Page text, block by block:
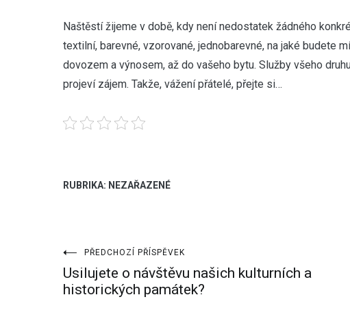
Naštěstí žijeme v době, kdy není nedostatek žádného
textilní, barevné, vzorované, jednobarevné, na jaké budete
dovozem a výnosem, až do vašeho bytu. Služby všeho
projeví zájem. Takže, vážení přátelé, přejte si…
RUBRIKA: NEZAŘAZENÉ
Navigace
pro
PŘEDCHOZÍ PŘÍSPĚVEK
Usilujete o návštěvu našich kulturních a
historických památek?